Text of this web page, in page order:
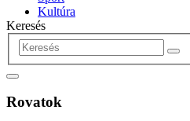
Kultúra
Keresés
Rovatok